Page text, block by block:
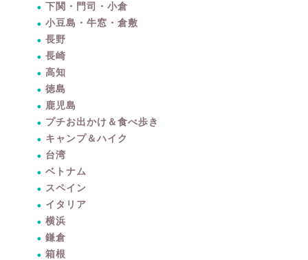
下関・門司・小倉
小豆島・牛窓・倉敷
長野
長崎
高知
徳島
鹿児島
プチお出かけ＆食べ歩き
キャンプ＆ハイク
台湾
ベトナム
スペイン
イタリア
横浜
鎌倉
箱根